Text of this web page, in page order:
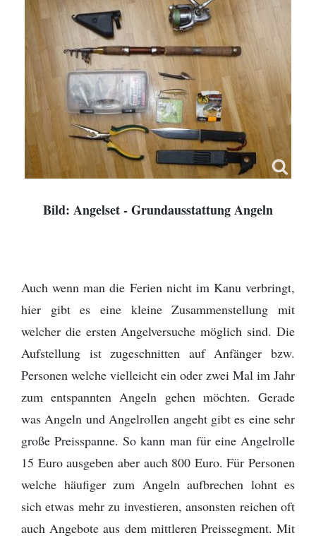
Bild: Angelset - Grundausstattung Angeln
Auch wenn man die Ferien nicht im Kanu verbringt,
hier gibt es eine kleine Zusammenstellung mit
welcher die ersten Angelversuche möglich sind. Die
Aufstellung ist zugeschnitten auf Anfänger bzw.
Personen welche vielleicht ein oder zwei Mal im Jahr
zum entspannten Angeln gehen möchten. Gerade
was Angeln und Angelrollen angeht gibt es eine sehr
große Preisspanne. So kann man für eine Angelrolle
15 Euro ausgeben aber auch 800 Euro. Für Personen
welche häufiger zum Angeln aufbrechen lohnt es
sich etwas mehr zu investieren, ansonsten reichen oft
auch Angebote aus dem mittleren Preissegment. Mit